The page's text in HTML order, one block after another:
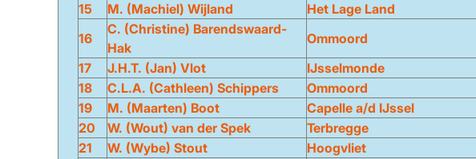
15
M. (Machiel) Wijland
Het Lage Land
16
C. (Christine) Barendswaard-
Hak
Ommoord
17
J.H.T. (Jan) Vlot
IJsselmonde
18
C.L.A. (Cathleen) Schippers
Ommoord
19
M. (Maarten) Boot
Capelle a/d IJssel
20
W. (Wout) van der Spek
Terbregge
21
W. (Wybe) Stout
Hoogvliet